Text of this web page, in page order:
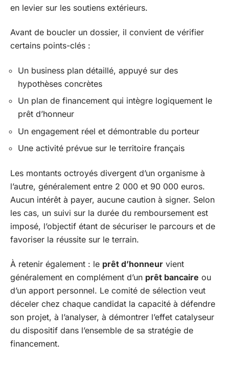
en levier sur les soutiens extérieurs.
Avant de boucler un dossier, il convient de vérifier
certains points-clés :
Un business plan détaillé, appuyé sur des
hypothèses concrètes
Un plan de financement qui intègre logiquement le
prêt d’honneur
Un engagement réel et démontrable du porteur
Une activité prévue sur le territoire français
Les montants octroyés divergent d’un organisme à
l’autre, généralement entre 2 000 et 90 000 euros.
Aucun intérêt à payer, aucune caution à signer. Selon
les cas, un suivi sur la durée du remboursement est
imposé, l’objectif étant de sécuriser le parcours et de
favoriser la réussite sur le terrain.
À retenir également : le prêt d’honneur vient
généralement en complément d’un prêt bancaire ou
d’un apport personnel. Le comité de sélection veut
déceler chez chaque candidat la capacité à défendre
son projet, à l’analyser, à démontrer l’effet catalyseur
du dispositif dans l’ensemble de sa stratégie de
financement.